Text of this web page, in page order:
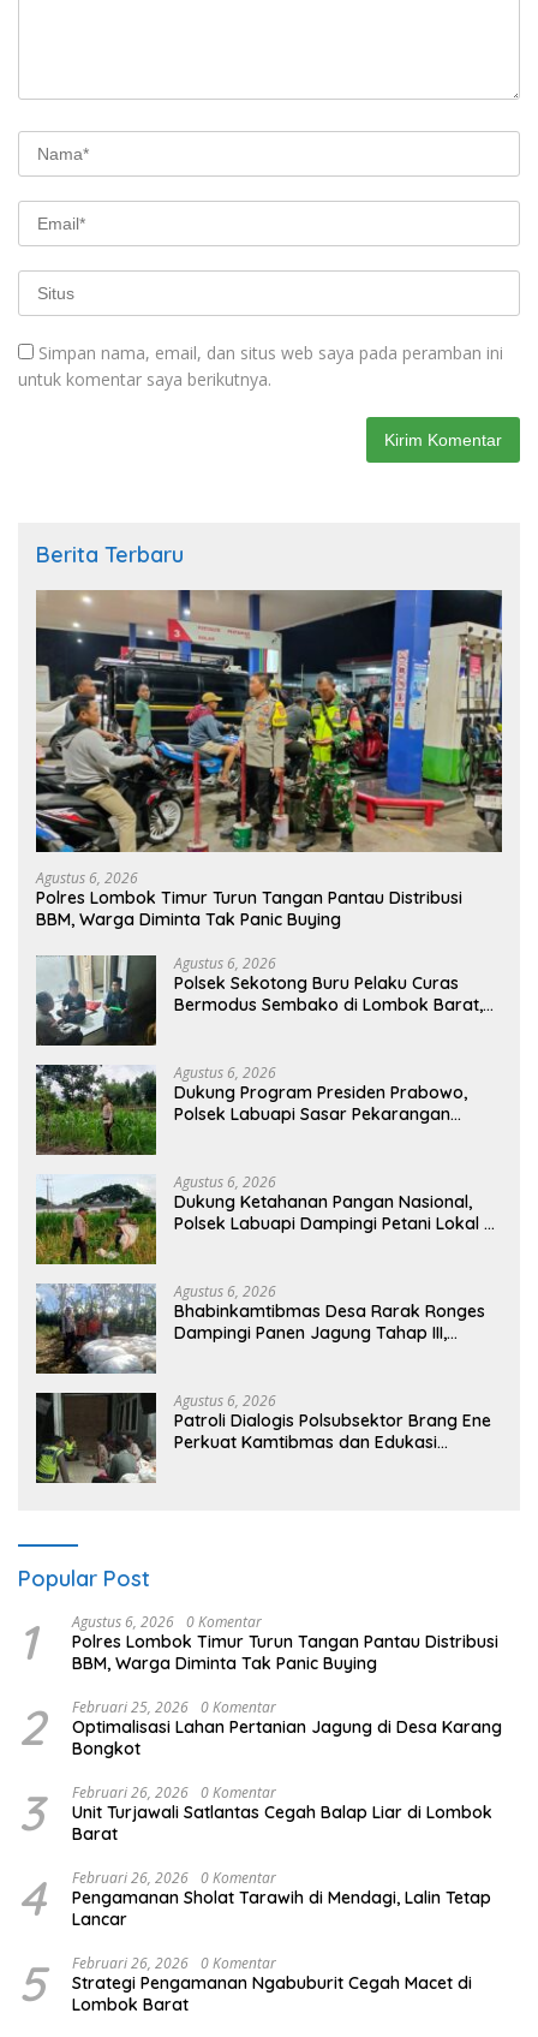
Simpan nama, email, dan situs web saya pada peramban ini
untuk komentar saya berikutnya.
Berita Terbaru
Agustus 6, 2026
Polres Lombok Timur Turun Tangan Pantau Distribusi
BBM, Warga Diminta Tak Panic Buying
Agustus 6, 2026
Polsek Sekotong Buru Pelaku Curas
Bermodus Sembako di Lombok Barat,
Agustus 6, 2026
Dukung Program Presiden Prabowo,
Polsek Labuapi Sasar Pekarangan
Agustus 6, 2026
Dukung Ketahanan Pangan Nasional,
Polsek Labuapi Dampingi Petani Lokal di
Agustus 6, 2026
Bhabinkamtibmas Desa Rarak Ronges
Dampingi Panen Jagung Tahap III,
Agustus 6, 2026
Patroli Dialogis Polsubsektor Brang Ene
Perkuat Kamtibmas dan Edukasi
Popular Post
1 Agustus 6, 2026 0 Komentar
Polres Lombok Timur Turun Tangan Pantau Distribusi
BBM, Warga Diminta Tak Panic Buying
2 Februari 25, 2026 0 Komentar
Optimalisasi Lahan Pertanian Jagung di Desa Karang
Bongkot
3 Februari 26, 2026 0 Komentar
Unit Turjawali Satlantas Cegah Balap Liar di Lombok
Barat
4 Februari 26, 2026 0 Komentar
Pengamanan Sholat Tarawih di Mendagi, Lalin Tetap
Lancar
5 Februari 26, 2026 0 Komentar
Strategi Pengamanan Ngabuburit Cegah Macet di
Lombok Barat